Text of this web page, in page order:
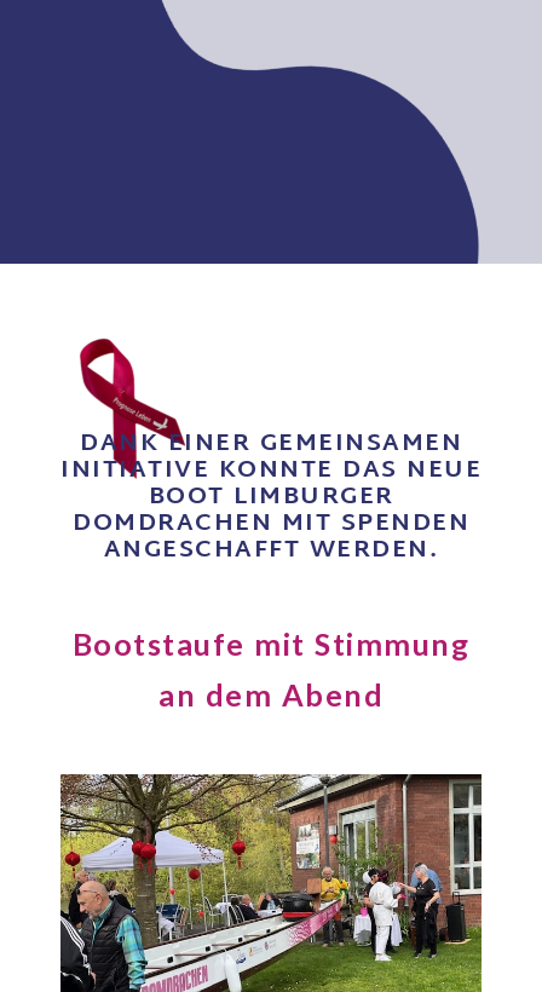
DANK EINER GEMEINSAMEN
INITIATIVE KONNTE DAS NEUE
BOOT LIMBURGER
DOMDRACHEN MIT SPENDEN
ANGESCHAFFT WERDEN.
Bootstaufe mit Stimmung
an dem Abend